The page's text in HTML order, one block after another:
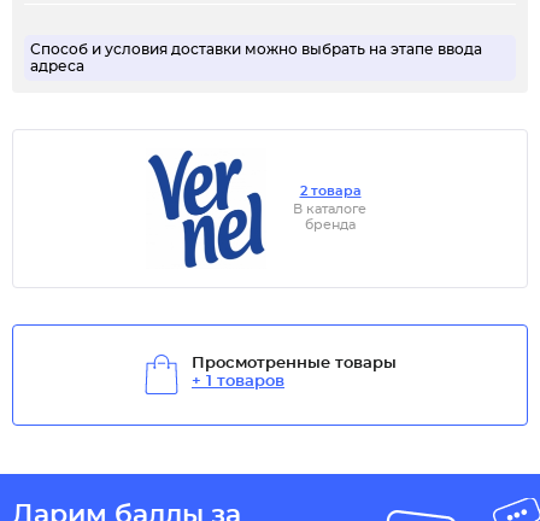
Способ и условия доставки можно выбрать на этапе ввода
адреса
2 товара
В каталоге
бренда
Просмотренные товары
+ 1 товаров
Дарим баллы за